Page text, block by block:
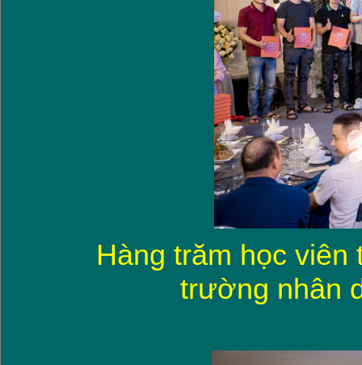
Hàng trăm học
trường nhân